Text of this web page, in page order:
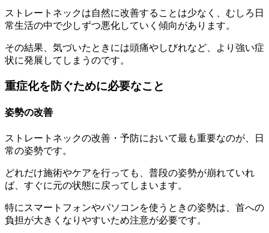
ストレートネックは自然に改善することは少なく、むしろ日
常生活の中で少しずつ悪化していく傾向があります。
その結果、気づいたときには頭痛やしびれなど、より強い症
状に発展してしまうのです。
重症化を防ぐために必要なこと
姿勢の改善
ストレートネックの改善・予防において最も重要なのが、日
常の姿勢です。
どれだけ施術やケアを行っても、普段の姿勢が崩れていれ
ば、すぐに元の状態に戻ってしまいます。
特にスマートフォンやパソコンを使うときの姿勢は、首への
負担が大きくなりやすいため注意が必要です。